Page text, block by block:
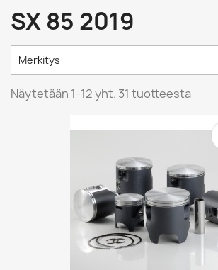
SX 85 2019
Merkitys
Näytetään 1-12 yht. 31 tuotteesta